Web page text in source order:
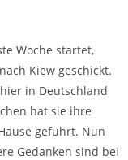
Woche startet,
Kiew geschickt.
in Deutschland
hat sie ihre
geführt. Nun
Gedanken sind bei